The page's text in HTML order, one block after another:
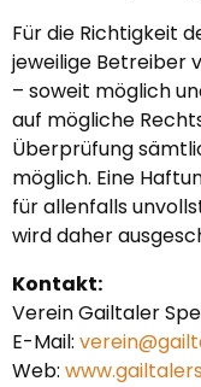
Für die Richtigkeit
jeweilige Betreiber
– soweit möglich
auf mögliche
Überprüfung
möglich. Eine
für allenfalls
wird daher
Kontakt:
Verein Gailtaler
E-Mail:
Web: